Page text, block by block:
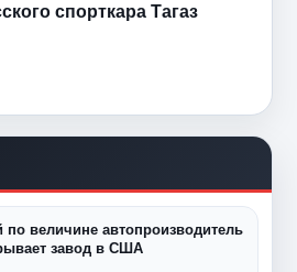
спорткара Тагаз
по величине автопроизводитель
завод в США